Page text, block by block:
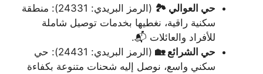
حي العوالي 🏞️
(الرمز البريدي: 24331): منطقة
سكنية راقية، نغطيها بخدمات توصيل شاملة
للأفراد والعائلات 📬.
حي الشرائع 🏡
(الرمز البريدي: 24431): حي
سكني واسع، نوصل إليه شحنات متنوعة بكفاءة